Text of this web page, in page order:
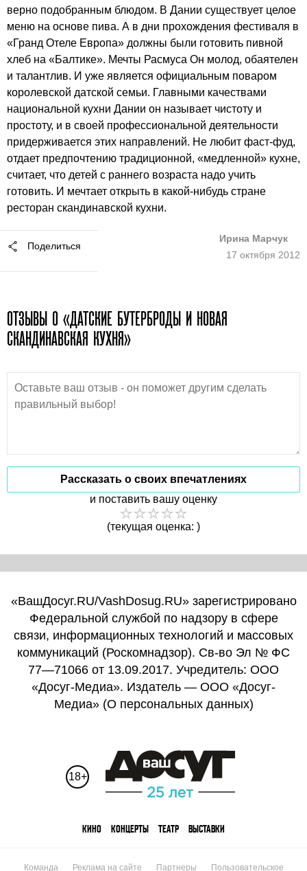
верно подобранным блюдом. В Дании существует целое
меню на основе пива. А в дни прохождения фестиваля в
«Гранд Отеле Европа» должны были готовить пивной
хлеб на «Балтике». Мечты Расмуса Он молод, обаятелен
и талантлив. И уже является официальным поваром
королевской датской семьи. Главными качествами
национальной кухни Дании он называет чистоту и
простоту, и в своей профессиональной деятельности
придерживается этих направлений. Не любит фаст-фуд,
отдает предпочтению традиционной, «медленной» кухне,
считает, что детей с раннего возраста надо учить
готовить. И мечтает открыть в какой-нибудь стране
ресторан скандинавской кухни.
Поделиться
Ирина Марчук
17 октября 2012
ОТЗЫВЫ О «ДАТСКИЕ БУТЕРБРОДЫ И НОВАЯ
СКАНДИНАВСКАЯ КУХНЯ»
Рассказать о своих впечатлениях
и поставить вашу оценку
(текущая оценка: )
«ВашДосуг.RU/VashDosug.RU» зарегистрировано
Федеральной службой по надзору в сфере
связи, информационных технологий и массовых
коммуникаций (Роскомнадзор). Св-во Эл № ФС
77—71066 от 13.09.2017. Учредитель: ООО
«Досуг-Медиа». Издатель — ООО «Досуг-
Медиа» (О персональных данных)
18+
КИНО КОНЦЕРТЫ ТЕАТР ВЫСТАВКИ
Команда Реклама на сайте Партнеры Пользовательское